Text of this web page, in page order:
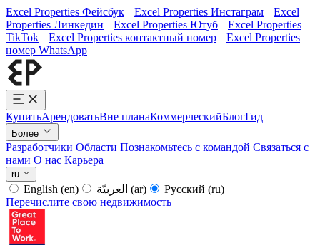
Excel Properties Фейсбук Excel Properties Инстаграм
Excel
Properties Линкедин
Excel Properties Ютуб
Excel Properties
TikTok
Excel Properties контактный номер
Excel Properties
номер WhatsApp
КупитьАрендоватьВне планаКоммерческийБлогГид
Более
Разработчики Области Познакомьтесь с командой Связаться с
нами О нас Карьера
ru
English (en) (ar) Русский (ru)
Перечислите свою недвижимость